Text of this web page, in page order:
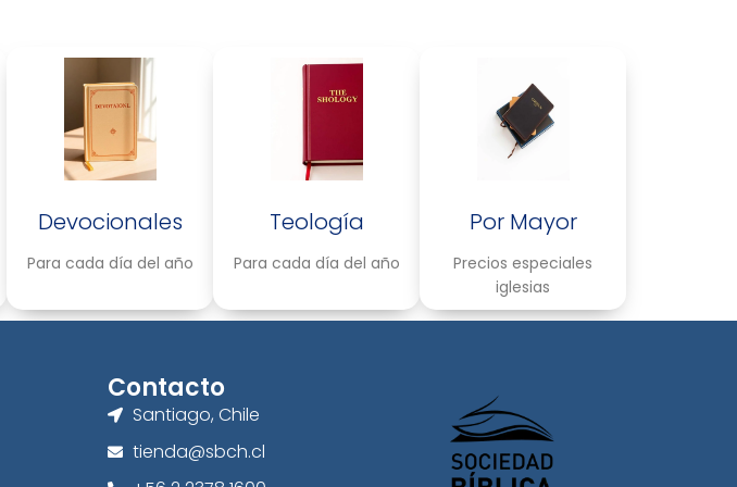
Devocionales
Para cada día del año
Teología
Para cada día del año
Por Mayor
Precios especiales
iglesias
Contacto
Santiago, Chile
tienda@sbch.cl